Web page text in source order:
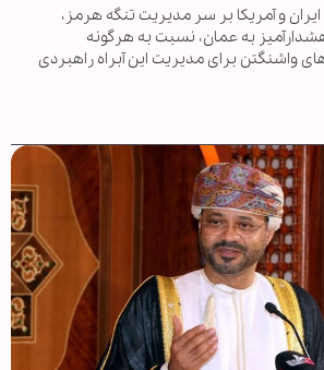
و آمریکا بر سر مدیریت تنگه هرمز،
به عمان، نسبت به هرگونه
واشنگتن برای مدیریت این آبراه راهبردی